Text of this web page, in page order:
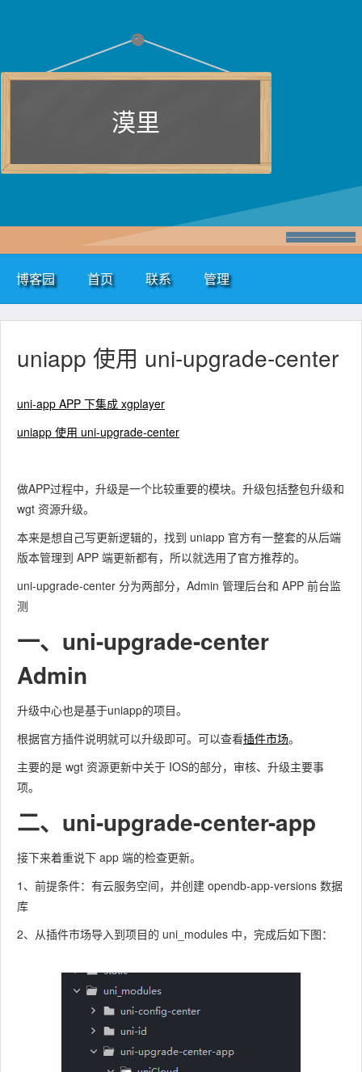
漠里
博客园 首页 联系 管理
uniapp 使用 uni-upgrade-center
uni-app APP 下集成 xgplayer
uniapp 使用 uni-upgrade-center
做APP过程中，升级是一个比较重要的模块。升级包括整包升级和
wgt 资源升级。
本来是想自己写更新逻辑的，找到 uniapp 官方有一整套的从后端
版本管理到 APP 端更新都有，所以就选用了官方推荐的。
uni-upgrade-center 分为两部分，Admin 管理后台和 APP 前台监
测
一、uni-upgrade-center
Admin
升级中心也是基于uniapp的项目。
根据官方插件说明就可以升级即可。可以查看插件市场。
主要的是 wgt 资源更新中关于 IOS的部分，审核、升级主要事
项。
二、uni-upgrade-center-app
接下来着重说下 app 端的检查更新。
1、前提条件：有云服务空间，并创建 opendb-app-versions 数据
库
2、从插件市场导入到项目的 uni_modules 中，完成后如下图：